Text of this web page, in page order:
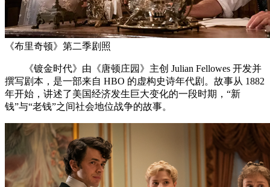
《布里奇顿》第二季剧照
《镀金时代》由《唐顿庄园》主创 Julian Fellowes 开发并
撰写剧本，是一部来自 HBO 的虚构史诗年代剧。故事从 1882
年开始，讲述了美国经济发生巨大变化的一段时期，“新
钱”与“老钱”之间社会地位战争的故事。